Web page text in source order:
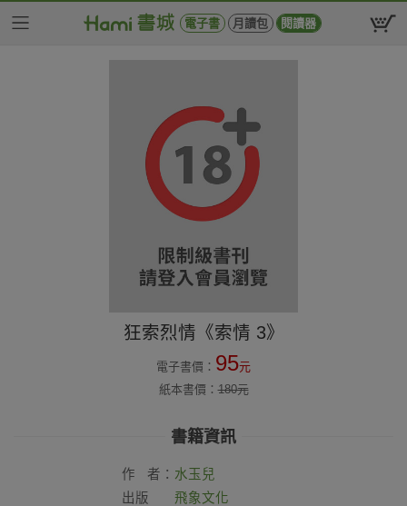
電子書 月讀包 閱讀器
狂索烈情《索情 3》
電子書價： 95元
紙本書價：180元
書籍資訊
作 者： 水玉兒
出版
飛象文化